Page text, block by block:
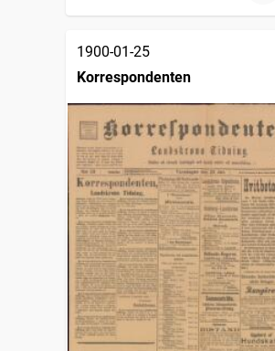
1900-01-25
Korrespondenten